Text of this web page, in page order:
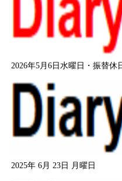
2026年5月6日水曜日・振替休
2025年 6月 23日 月曜日